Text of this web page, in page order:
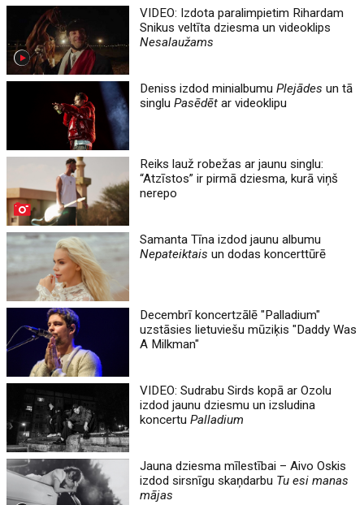
VIDEO: Izdota paralimpietim Rihardam
Snikus veltīta dziesma un videoklips
Nesalaužams
Deniss izdod minialbumuPlejādes un tā
singluPasēdēt ar videoklipu
Reiks lauž robežas ar jaunu singlu:
“Atzīstos” ir pirmā dziesma, kurā viņš
nerepo
Samanta Tīna izdod jaunu albumu
Nepateiktais un dodas koncerttūrē
Decembrī koncertzālē "Palladium"
uzstāsies lietuviešu mūziķis "Daddy Was
A Milkman"
VIDEO: Sudrabu Sirds kopā ar Ozolu
izdod jaunu dziesmu un izsludina
koncertuPalladium
Jauna dziesma mīlestībai – Aivo Oskis
izdod sirsnīgu skaņdarbu Tu esi manas
mājas